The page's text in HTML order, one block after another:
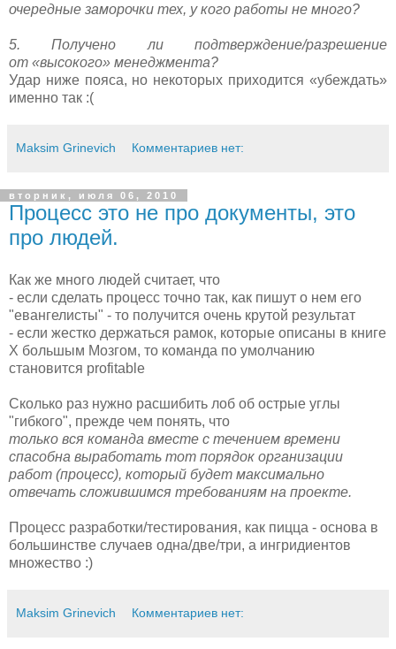
очередные заморочки тех, у кого работы не много?
5. Получено ли подтверждение/разрешение
от «высокого» менеджмента?
Удар ниже пояса, но некоторых приходится «убеждать»
именно так :(
Maksim Grinevich Комментариев нет:
вторник, июля 06, 2010
Процесс это не про документы, это
про людей.
Как же много людей считает, что
- если сделать процесс точно так, как пишут о нем его
"евангелисты" - то получится очень крутой результат
- если жестко держаться рамок, которые описаны в книге
Х большым Мозгом, то команда по умолчанию
становится profitable
Сколько раз нужно расшибить лоб об острые углы
"гибкого", прежде чем понять, что
только вся команда вместе с течением времени
спасобна выработать тот порядок организации
работ (процесс), который будет максимально
отвечать сложившимся требованиям на проекте.
Процесс разработки/тестирования, как пицца - основа в
большинстве случаев одна/две/три, а ингридиентов
множество :)
Maksim Grinevich Комментариев нет: